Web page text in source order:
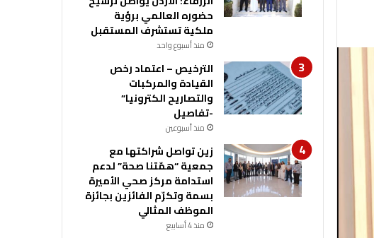
حضوره العالمي برؤية
ملكية تستشرف المستقبل
منذ أسبوع واحد
الترخيص – اعتماد رخص
القيادة والمركبات
والتصاريح الكترونيا”
-تفاصيل
منذ أسبوعين
زين تواصل شراكتها مع
جمعية “همّتنا صحة” لدعم
استدامة مركز صحي الأميرة
بسمة وتكرّم الفائزين بجائزة
الموظف المثالي
منذ 4 أسابيع